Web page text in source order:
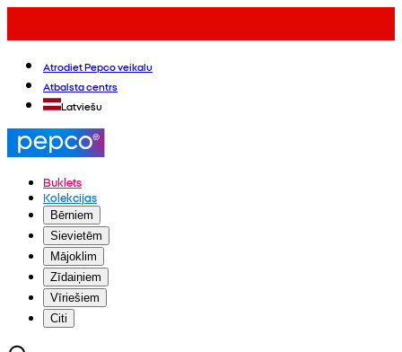
Atrodiet Pepco veikalu
Atbalsta centrs
Latviešu
Buklets
Kolekcijas
Bērniem
Sievietēm
Mājoklim
Zīdaiņiem
Vīriešiem
Citi